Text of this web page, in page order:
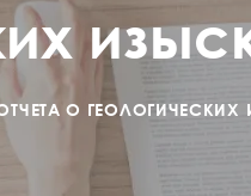
О ГЕОЛОГИЧЕСКИХ